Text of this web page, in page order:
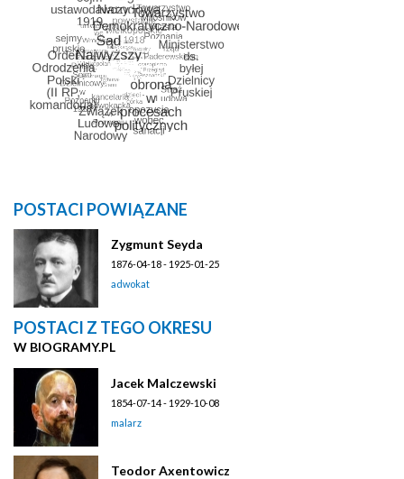
POSTACI POWIĄZANE
Zygmunt Seyda
1876-04-18 - 1925-01-25
adwokat
POSTACI Z TEGO OKRESU
W BIOGRAMY.PL
Jacek Malczewski
1854-07-14 - 1929-10-08
malarz
Teodor Axentowicz